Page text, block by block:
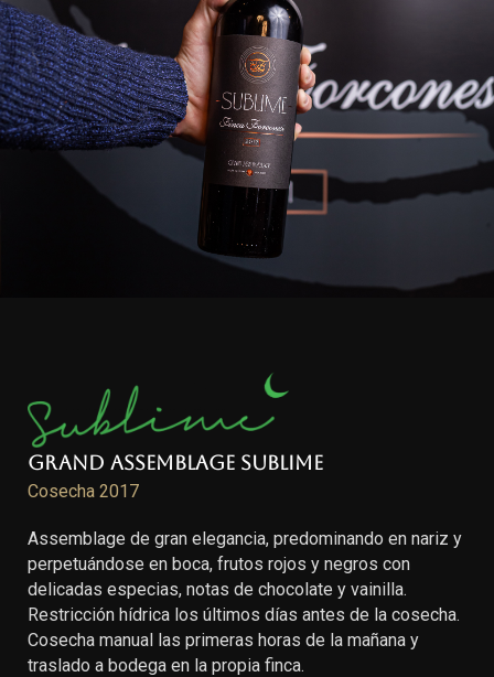
Grand Assemblage Sublime
Cosecha 2017
Assemblage de gran elegancia, predominando en nariz y
perpetuándose en boca, frutos rojos y negros con
delicadas especias, notas de chocolate y vainilla.
Restricción hídrica los últimos días antes de la cosecha.
Cosecha manual las primeras horas de la mañana y
traslado a bodega en la propia finca.